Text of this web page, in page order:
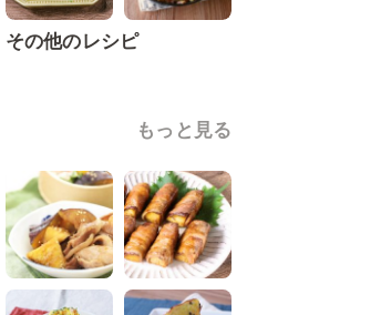
その他のレシピ
もっと見る